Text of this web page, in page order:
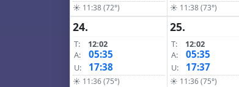
☀ 11:38 (72°) ☀ 11:38 (73°)
24.
T:
12:02
A:
05:35
U: 17:38
☀ 11:36 (75°)
25.
T:
12:02
A:
05:35
U: 17:37
☀ 11:36 (75°)